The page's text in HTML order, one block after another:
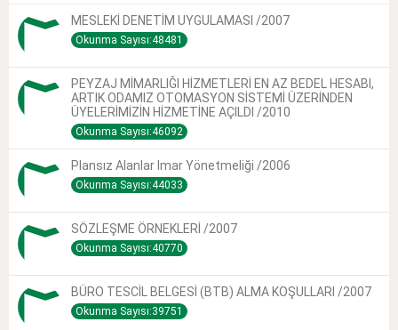
MESLEKİ DENETİM UYGULAMASI /2007
Okunma Sayısı:48481
PEYZAJ MİMARLIĞI HİZMETLERİ EN AZ BEDEL HESABI,
ARTIK ODAMIZ OTOMASYON SİSTEMİ ÜZERİNDEN
ÜYELERİMİZİN HİZMETİNE AÇILDI /2010
Okunma Sayısı:46092
Plansız Alanlar Imar Yönetmeliği /2006
Okunma Sayısı:44033
SÖZLEŞME ÖRNEKLERİ /2007
Okunma Sayısı:40770
BÜRO TESCİL BELGESİ (BTB) ALMA KOŞULLARI /2007
Okunma Sayısı:39751